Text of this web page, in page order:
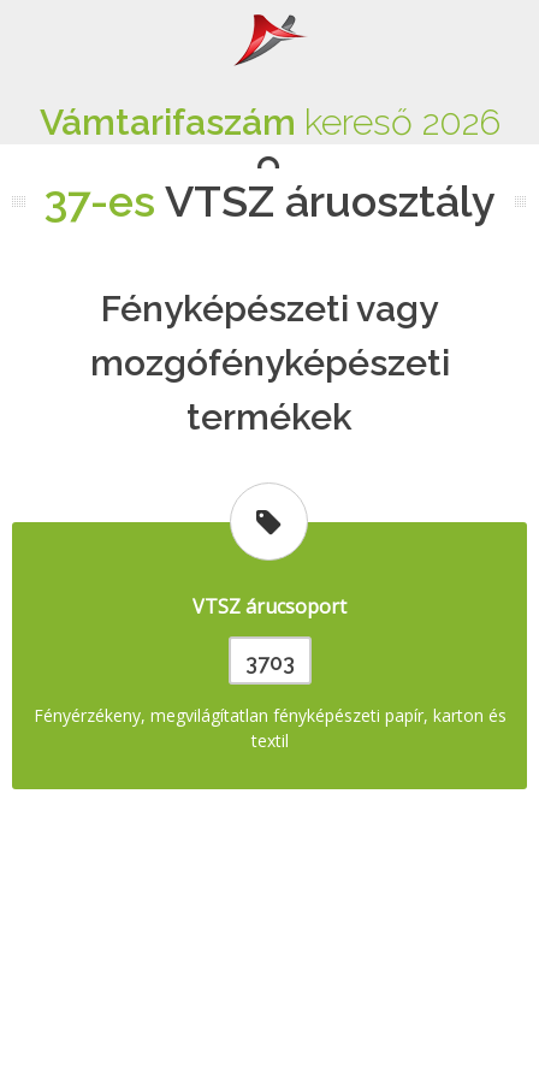
Vámtarifaszám kereső 2026
37-es VTSZ áruosztály
Fényképészeti vagy
mozgófényképészeti
termékek
VTSZ árucsoport
3703
Fényérzékeny, megvilágítatlan fényképészeti papír, karton és
textil